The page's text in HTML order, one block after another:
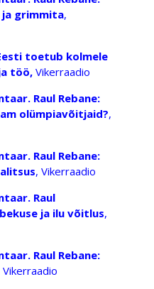
grimmita,
toetub kolmele
töö, Vikerraadio
Raul Rebane:
olümpiavõitjaid?,
Raul Rebane:
, Vikerraadio
Raul
ja ilu võitlus,
Raul Rebane:
Vikerraadio